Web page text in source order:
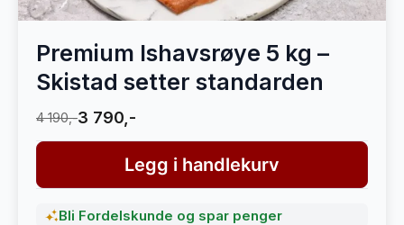
Premium Ishavsrøye 5 kg –
Skistad setter standarden
4 190,-3 790,-
Legg i handlekurv
Bli Fordelskunde og spar penger